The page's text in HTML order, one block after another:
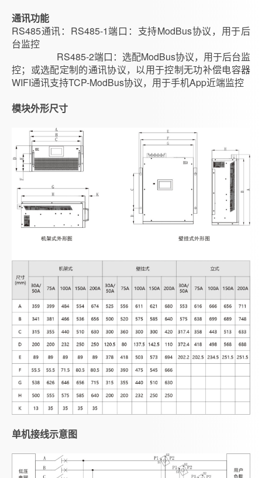
通讯功能
RS485通讯：RS485-1端口：支持ModBus协议，用于后
台监控
RS485-2端口：选配ModBus协议，用于后台监
控；或选配定制的通讯协议，以用于控制无功补偿电容器
WIFI通讯支持TCP-ModBus协议，用于手机App近端监控
模块外形尺寸
单机接线示意图